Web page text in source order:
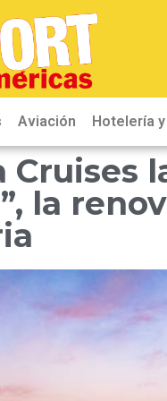
Aviación Hotelería
Cruises
la